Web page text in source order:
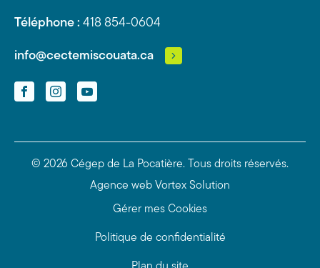
Téléphone : 418 854-0604
info@cectemiscouata.ca
FacebookInstagramYouTube
© 2026 Cégep de La Pocatière.
Tous droits réservés.
Agence web Vortex Solution
Gérer mes Cookies
Politique de confidentialité